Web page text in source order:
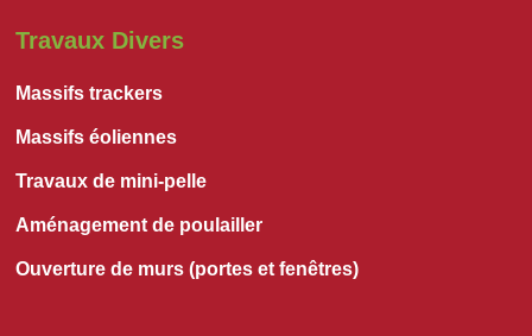
Travaux Divers
Massifs trackers
Massifs éoliennes
Travaux de mini-pelle
Aménagement de poulailler
Ouverture de murs (portes et fenêtres)